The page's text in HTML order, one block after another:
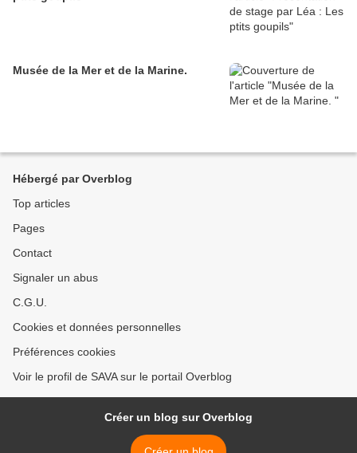
Musée de la Mer et de la Marine.
Hébergé par Overblog
Top articles
Pages
Contact
Signaler un abus
C.G.U.
Cookies et données personnelles
Préférences cookies
Voir le profil de SAVA sur le portail Overblog
Créer un blog sur Overblog